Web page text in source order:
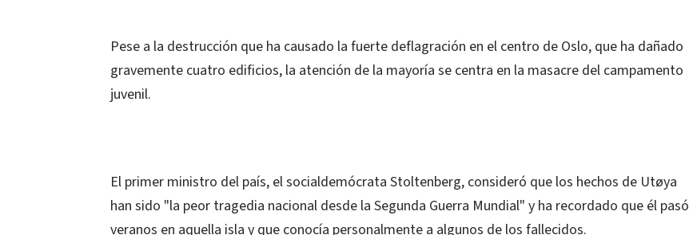
Pese a la destrucción que ha causado la fuerte deflagración en el centro de Oslo, que ha dañado
gravemente cuatro edificios, la atención de la mayoría se centra en la masacre del campamento
juvenil.
El primer ministro del país, el socialdemócrata Stoltenberg, consideró que los hechos de Utøya
han sido "la peor tragedia nacional desde la Segunda Guerra Mundial" y ha recordado que él pasó
veranos en aquella isla y que conocía personalmente a algunos de los fallecidos.